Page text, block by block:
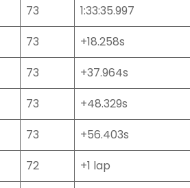
73 1:33:35.997
73 +18.258s
73 +37.964s
73 +48.329s
73 +56.403s
72 +1 lap